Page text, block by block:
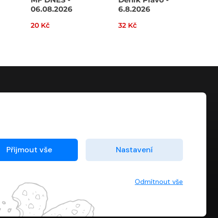
06.08.2026
20 Kč
6.8.2026
32 Kč
Přijmout vše Nastavení
Odmítnout vše